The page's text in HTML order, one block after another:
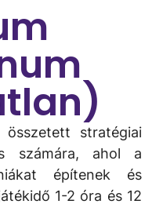
stratégiai
számára, ahol a
építenek és
1-2 óra és 12